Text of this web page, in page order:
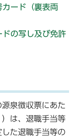
カード（裏表両
の写し及び免許
泉徴収票にあた
は、退職手当等
た退職手当等の